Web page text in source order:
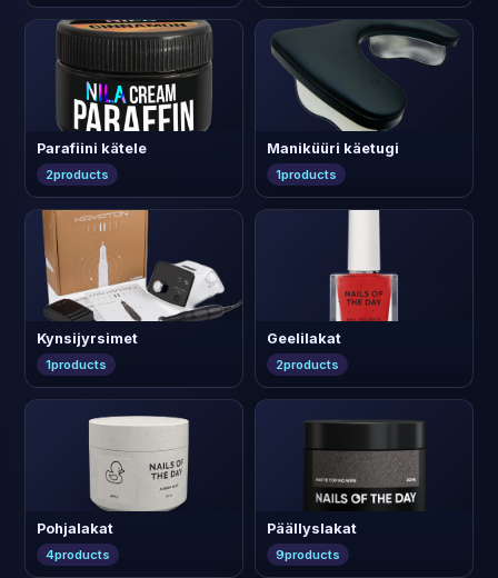
Parafiini kätele
2products
Maniküüri käetugi
1products
Kynsijyrsimet
1products
Geelilakat
2products
Pohjalakat
4products
Päällyslakat
9products